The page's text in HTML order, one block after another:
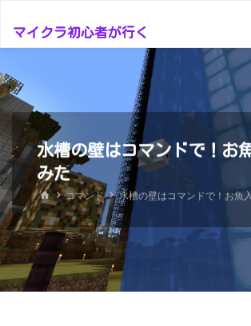
テ
ン
ツ
へ
ス
キ
ッ
プ
マイクラ初心者が行く
水槽の壁はコマンドで！お
みた
ホ
ー
ム
コマンド 水槽の壁はコマンドで！お魚